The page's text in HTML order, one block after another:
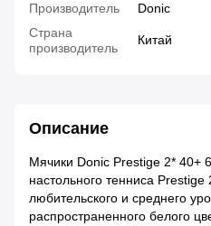
Производитель
Donic
Страна
производитель
Китай
Описание
Мячики Donic Prestige 2* 40+
настольного тенниса
любительского и среднего
распространенного белого